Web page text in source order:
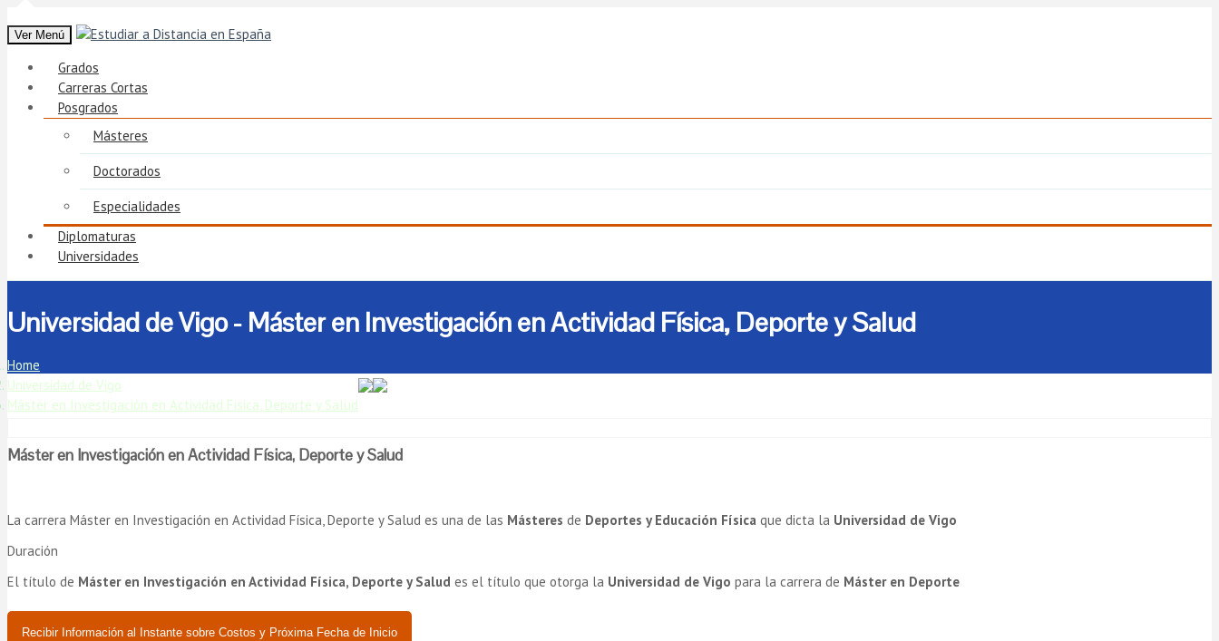
Ver Menú
Grados
Carreras Cortas
Posgrados
Másteres
Doctorados
Especialidades
Diplomaturas
Universidades
Universidad de Vigo - Máster en Investigación en Actividad Física, Deporte y Salud
Home
Universidad de Vigo
Máster en Investigación en Actividad Física, Deporte y Salud
Máster en Investigación en Actividad Física, Deporte y Salud
La carrera Máster en Investigación en Actividad Física, Deporte y Salud es una de las Másteres de Deportes y Educación Física que dicta la Universidad de Vigo
Duración
El título de Máster en Investigación en Actividad Física, Deporte y Salud es el título que otorga la Universidad de Vigo para la carrera de Máster en Deporte
Recibir Información al Instante sobre Costos y Próxima Fecha de Inicio